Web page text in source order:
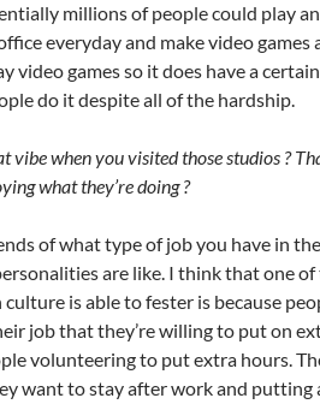
millions of people could play
everyday and make video games
video games so it does have a
do it despite all of the hardship.
vibe when you visited those studios ?
what they’re doing ?
of what type of job you have in
are like. I think that one of
is able to fester is because
job that they’re willing to put on
volunteering to put extra hours.
want to stay after work and putting